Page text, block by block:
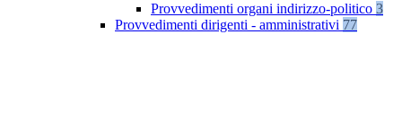
Provvedimenti organi indirizzo-politico 3
Provvedimenti dirigenti - amministrativi 77